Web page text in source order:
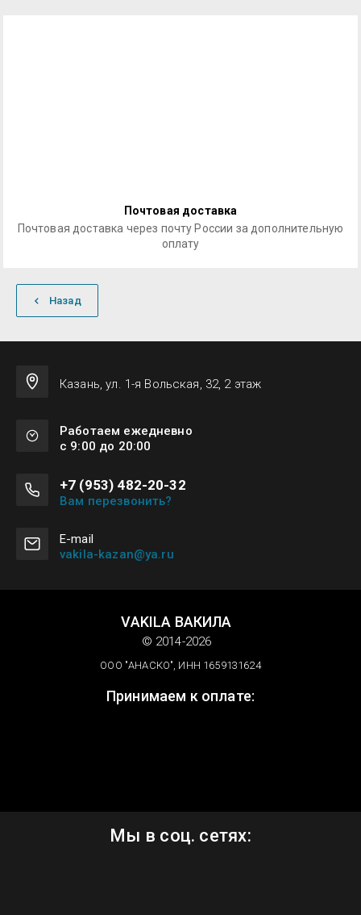
Почтовая доставка
Почтовая доставка через почту России за дополнительную
оплату
Назад
Казань, ул. 1-я Вольская, 32, 2 этаж
Работаем ежедневно
с 9:00 до 20:00
+7 (953) 482-20-32
Вам перезвонить?
Е-mail
vakila-kazan@ya.ru
VAKILA ВАКИЛА
© 2014-2026
ООО "АНАСКО", ИНН 1659131624
Принимаем к оплате:
Мы в соц. сетях: